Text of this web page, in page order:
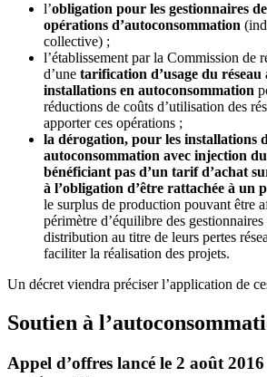
l’obligation pour les gestionnaires
opérations d’autoconsommation
collective) ;
l’établissement par la Commission de
d’une tarification d’usage du réseau
installations en autoconsommation
réductions de coûts d’utilisation des
apporter ces opérations ;
la dérogation, pour les installations
autoconsommation avec injection
bénéficiant pas d’un tarif d’achat
à l’obligation d’être rattachée à un
le surplus de production pouvant être
périmètre d’équilibre des gestionnaires
distribution au titre de leurs pertes
faciliter la réalisation des projets.
Un décret viendra préciser l’application de
Soutien à
Appel d’offres lancé le 2 août